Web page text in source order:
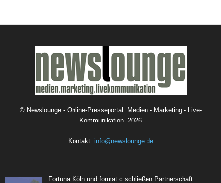
© Newslounge - Online-Presseportal. Medien - Marketing - Live-
Kommunikation. 2026
Kontakt: info@newslounge.de
Fortuna Köln und format:c schließen Partnerschaft